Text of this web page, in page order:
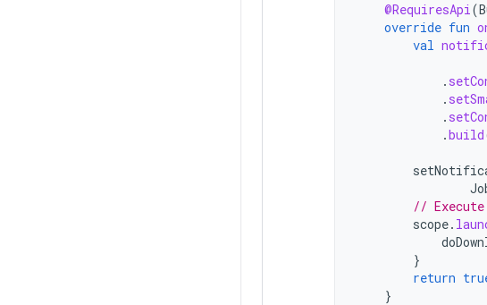
@RequiresApi(
override fun
val
.
.
.
.build
//
scope.
}
return
}